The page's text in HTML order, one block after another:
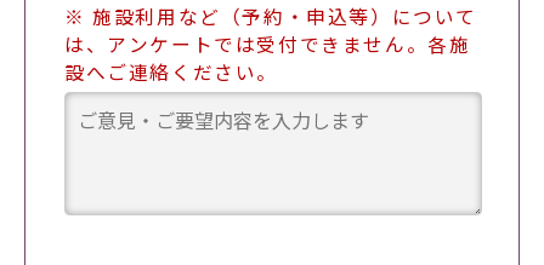
※ 施設利用など（予約・申込等）について
は、アンケートでは受付できません。各施
設へご連絡ください。